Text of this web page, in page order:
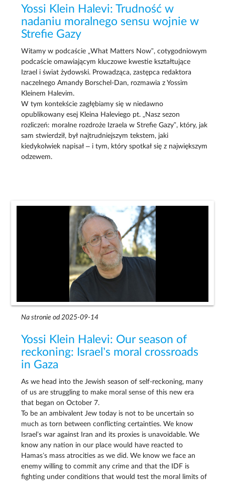
Yossi Klein Halevi: Trudność w
nadaniu moralnego sensu wojnie w
Strefie Gazy
Witamy w podcaście „What Matters Now”, cotygodniowym
podcaście omawiającym kluczowe kwestie kształtujące
Izrael i świat żydowski. Prowadząca, zastępca redaktora
naczelnego Amandy Borschel-Dan, rozmawia z Yossim
Kleinem Halevim.
W tym kontekście zagłębiamy się w niedawno
opublikowany esej Kleina Haleviego pt. „Nasz sezon
rozliczeń: moralne rozdroże Izraela w Strefie Gazy”, który, jak
sam stwierdził, był najtrudniejszym tekstem, jaki
kiedykolwiek napisał – i tym, który spotkał się z największym
odzewem.
Na stronie od 2025-09-14
Yossi Klein Halevi: Our season of
reckoning: Israel’s moral crossroads
in Gaza
As we head into the Jewish season of self-reckoning, many
of us are struggling to make moral sense of this new era
that began on October 7.
To be an ambivalent Jew today is not to be uncertain so
much as torn between conflicting certainties. We know
Israel’s war against Iran and its proxies is unavoidable. We
know any nation in our place would have reacted to
Hamas’s mass atrocities as we did. We know we face an
enemy willing to commit any crime and that the IDF is
fighting under conditions that would test the moral limits of